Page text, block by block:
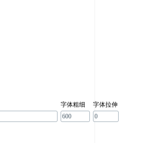
字体粗细 字体拉伸